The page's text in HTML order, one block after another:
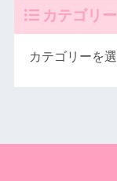
カテゴリー